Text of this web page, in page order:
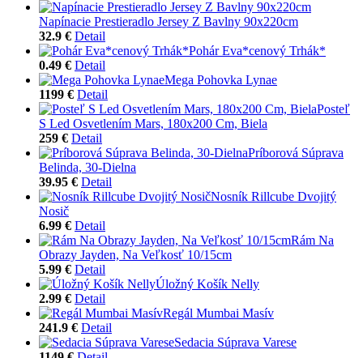
Napínacie Prestieradlo Jersey Z Bavlny 90x220cm
32.9 € Detail
Pohár Eva*cenový Trhák*
0.49 € Detail
Mega Pohovka Lynae
1199 € Detail
Posteľ
S Led Osvetlením Mars, 180x200 Cm, Biela
259 € Detail
Príborová Súprava
Belinda, 30-Dielna
39.95 € Detail
Nosník Rillcube Dvojitý
Nosič
6.99 € Detail
Rám Na
Obrazy Jayden, Na Veľkosť 10/15cm
5.99 € Detail
Úložný Košík Nelly
2.99 € Detail
Regál Mumbai Masív
241.9 € Detail
Sedacia Súprava Varese